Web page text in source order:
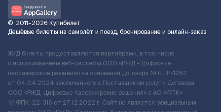
© 2011–2026 Купибилет
Дешёвые билеты на самолёт и поезд, бронирование и онлайн-заказ
Ж/Д билеты предоставляются партнёрами, в том числе
с использованием веб-системы ООО «РЖД – Цифровые
пассажирские решения» на основании договора № ЦПР-1282
от 04.04.2024 заключенного с Поставщиком услуг и Договора
ООО «РЖД-Цифровые пассажирские решения» c АО «ФПК»
№ ФПК-22-316 от 27.12.2022 г. Сайт не является официальным